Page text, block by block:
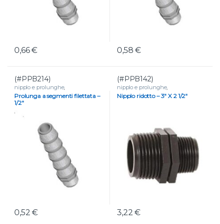
0,66€ 0,58€
(#PPB214)
nipplo e prolunghe,
RACCORDERIA ,Raccordi filettati
in polipropilene
Prolunga a segmenti filettata –
1/2″
0,52€
(#PPB142)
nipplo e prolunghe,
RACCORDERIA ,Raccordi filettati
in polipropilene
Nipplo ridotto – 3″ X 2 1/2″
3,22€